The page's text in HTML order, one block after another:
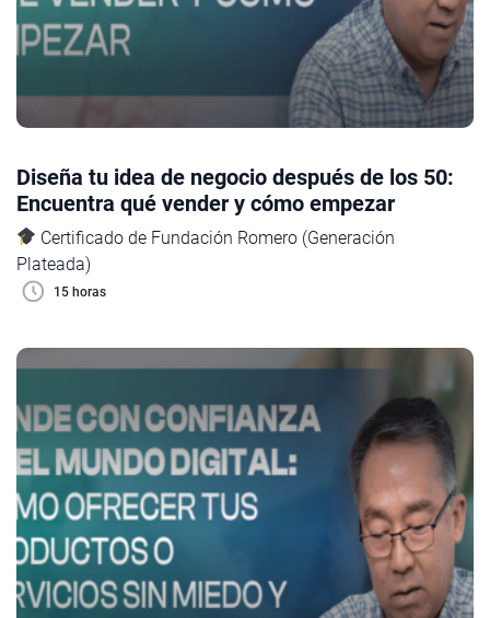
Diseña tu idea de negocio después de los 50:
Encuentra qué vender y cómo empezar
Certificado de Fundación Romero (Generación
Plateada)
15 horas